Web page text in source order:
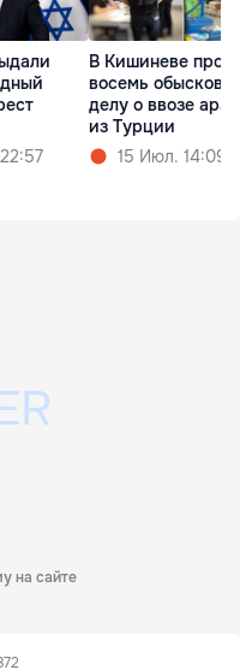
В Кишиневе
восемь обысков
делу о ввозе
из Турции
15 Июл. 14:09
на сайте